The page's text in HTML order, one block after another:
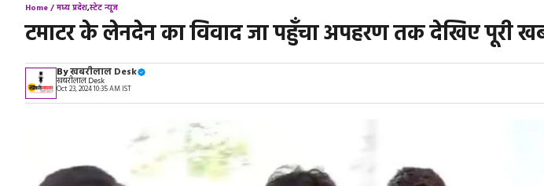
Home /मध्य प्रदेश,स्टेट न्यूज
टमाटर के लेनदेन का विवाद जा पहुँचा अपहरण तक देखिए पूरी
Byखबरीलाल Desk
खबरीलाल Desk
Oct 23, 2024 10:35 AM IST